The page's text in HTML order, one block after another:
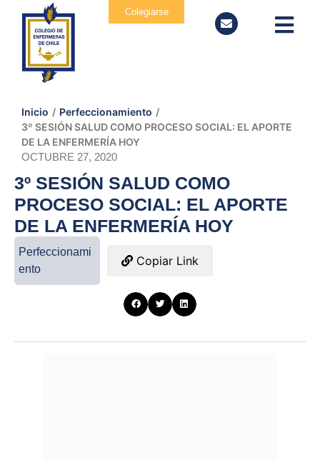
Colegiarse
Inicio / Perfeccionamiento /
3º SESIÓN SALUD COMO PROCESO SOCIAL: EL APORTE
DE LA ENFERMERÍA HOY
OCTUBRE 27, 2020
3º SESIÓN SALUD COMO
PROCESO SOCIAL: EL APORTE
DE LA ENFERMERÍA HOY
Perfeccionami
ento
Copiar Link